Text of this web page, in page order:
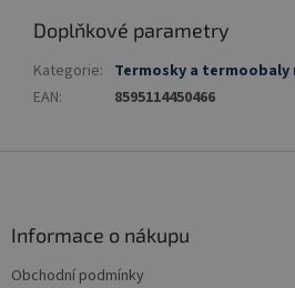
Doplňkové parametry
Kategorie: Termosky a termoobaly
EAN: 8595114450466
Informace o nákupu
Obchodní podmínky